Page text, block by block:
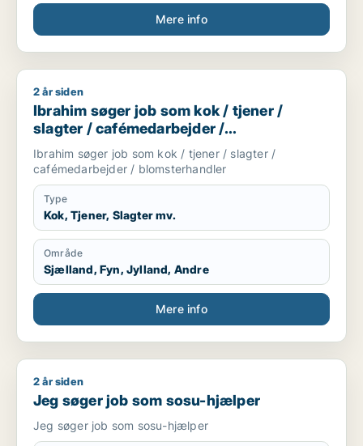
Mere info
Ibrahim søger job som kok / tjener / slagter /
2 år siden
Ibrahim søger job som kok / tjener /
slagter / cafémedarbejder /
blomsterhandler
Ibrahim søger job som kok / tjener / slagter /
cafémedarbejder / blomsterhandler
Type
Kok, Tjener, Slagter mv.
Område
Sjælland, Fyn, Jylland, Andre
Mere info
Jeg søger job som sosu-hjælper
2 år siden
Jeg søger job som sosu-hjælper
Jeg søger job som sosu-hjælper